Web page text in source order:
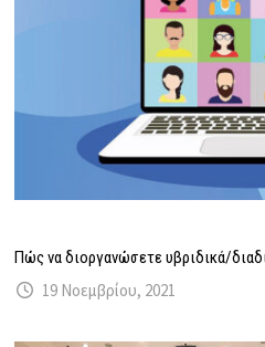
Πώς να διοργανώσετε υβριδικά/
19 Νοεμβρίου, 2021